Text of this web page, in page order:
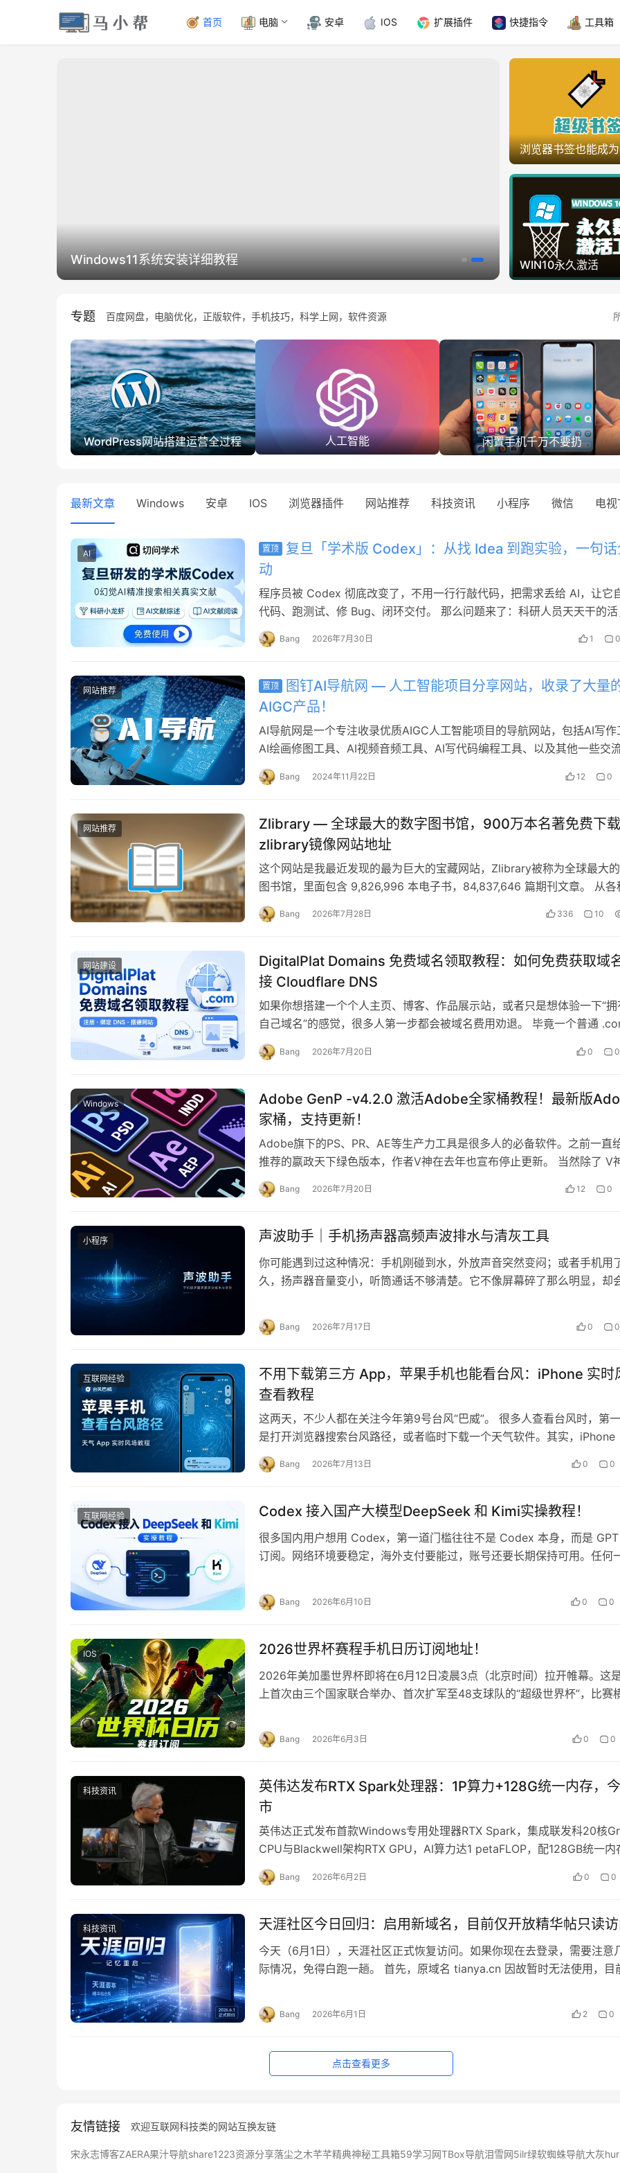
首页 电脑 安卓 IOS 扩展插件 快捷指令 工具箱
Windows11系统安装详细教程
浏览器书签也能成
WIN10永久激活
专题 百度网盘，电脑优化，正版软件，手机技巧，科学上网，软件资源
WordPress网站搭建运营全过程 人工智能 闲置手机千万不要扔
最新文章 Windows 安卓 IOS 浏览器插件 网站推荐 科技资讯 小程序 微信 电
AI 置顶
复旦「学术版 Codex」：从找 Idea 到跑实验，一句
动
程序员被 Codex 彻底改变了，不用一行行敲代码，把需求丢给 AI，让它
代码、跑测试、修 Bug、闭环交付。 那么问题来了：科研人员天天干的
是”配环境、…
Bang 2026年7月30日 1 0
网站推荐 置顶
图钉AI导航网 — 人工智能项目分享网站，收录了大量
AIGC产品！
AI导航网是一个专注收录优质AIGC人工智能项目的导航网站，包括AI写作
AI绘画修图工具、AI视频音频工具、AI写代码编程工具、以及其他一些交
和开放平台，都经过了作者精…
Bang 2024年11月22日 12 0
网站推荐
Zlibrary — 全球最大的数字图书馆，900万本名著免费下
zlibrary镜像网站地址
这个网站是我最近发现的最为巨大的宝藏网站，Zlibrary被称为全球最大
图书馆，里面包含 9,826,996 本电子书，84,837,646 篇期刊文章。 从各
文学著作…
Bang 2026年7月28日 336 10
网站建设
DigitalPlat Domains 免费域名领取教程：如何免费获取域
接 Cloudflare DNS
如果你想搭建一个个人主页、博客、作品展示站，或者只是想体验一下“
自己域名”的感觉，很多人第一步都会被域名费用劝退。 毕竟一个普通
名一年也要几十元甚至上百元，对…
Bang 2026年7月20日 0 0
Windows
Adobe GenP -v4.2.0 激活Adobe全家桶教程！最新版
家桶，支持更新！
Adobe旗下的PS、PR、AE等生产力工具是很多人的必备软件。之前一直
推荐的嬴政天下绿色版本，作者V神在去年也宣布停止更新。 当然除了 V
本网络上还有很多俄罗斯大神版…
Bang 2026年7月20日 12 0
小程序 声波助手｜手机扬声器高频声波排水与清灰工具
你可能遇到过这种情况：手机刚碰到水，外放声音突然变闷；或者手机用
久，扬声器音量变小，听筒通话不够清楚。它不像屏幕碎了那么明显，却
Bang 2026年7月17日 0 0
互联网经验
不用下载第三方 App，苹果手机也能看台风：iPhone 实时
查看教程
这两天，不少人都在关注今年第9号台风“巴威”。 很多人查看台风时，第
是打开浏览器搜索台风路径，或者临时下载一个天气软件。其实，iPhone
「天气」App 里，就藏着一…
Bang 2026年7月13日 0 0
互联网经验 Codex 接入国产大模型DeepSeek 和 Kimi实操教程！
很多国内用户想用 Codex，第一道门槛往往不是 Codex 本身，而是
订阅。网络环境要稳定，海外支付要能过，账号还要长期保持可用。任何
Bang 2026年6月10日 0 0
IOS 2026世界杯赛程手机日历订阅地址！
2026年美加墨世界杯即将在6月12日凌晨3点（北京时间）拉开帷幕。这
上首次由三个国家联合举办、首次扩军至48支球队的“超级世界杯”，比赛
Bang 2026年6月3日 0 0
科技资讯
英伟达发布RTX Spark处理器：1P算力+128G统一内存，
市
英伟达正式发布首款Windows专用处理器RTX Spark，集成联发科20核
CPU与Blackwell架构RTX GPU，AI算力达1 petaFLOP，配128GB统一内
芯片主打AI原生PC，可本地运行1200亿参数大模型，支持超大3D场景与
频。首批产品将于今年秋季由戴尔、联想等厂商推出，需注意其游戏高帧
Bang 2026年6月2日 0 0
科技资讯 天涯社区今日回归：启用新域名，目前仅开放精华帖只读
今天（6月1日），天涯社区正式恢复访问。如果你现在去登录，需要注意
际情况，免得白跑一趟。 首先，原域名 tianya.cn 因故暂时无法使用，目
Bang 2026年6月1日 2 0
点击查看更多
友情链接 欢迎互联网科技类的网站互换友链
宋永志博客ZAERA果汁导航share1223资源分享落尘之木芊芊精典神秘工具箱59学习网TBox导航泪雪网5ilr绿软蜘蛛导航大灰